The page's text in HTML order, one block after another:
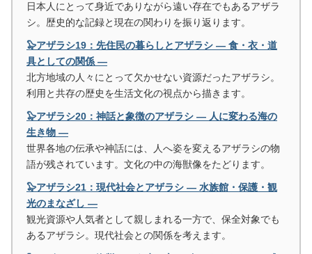
日本人にとって身近でありながら遠い存在でもあるアザラ
シ。歴史的な記録と現在の関わりを振り返ります。
🦭アザラシ19：先住民の暮らしとアザラシ ― 食・衣・道
具としての関係 ―
北方地域の人々にとって欠かせない資源だったアザラシ。
利用と共存の歴史を生活文化の視点から描きます。
🦭アザラシ20：神話と象徴のアザラシ ― 人に変わる海の
生き物 ―
世界各地の伝承や神話には、人へ姿を変えるアザラシの物
語が残されています。文化の中の海獣像をたどります。
🦭アザラシ21：現代社会とアザラシ ― 水族館・保護・観
光のまなざし ―
観光資源や人気者として親しまれる一方で、保全対象でも
あるアザラシ。現代社会との関係を考えます。